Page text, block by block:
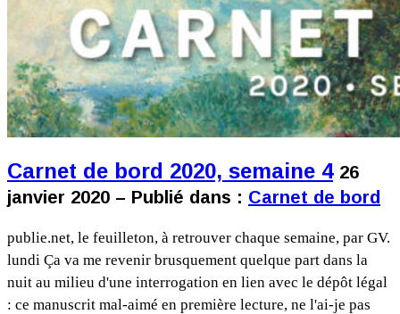
Carnet de bord 2020, semaine 4 26
janvier 2020 – Publié dans : Carnet de bord
publie.net, le feuilleton, à retrouver chaque semaine, par GV.
lundi Ça va me revenir brusquement quelque part dans la
nuit au milieu d'une interrogation en lien avec le dépôt légal
: ce manuscrit mal-aimé en première lecture, ne l'ai-je pas